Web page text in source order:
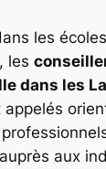
les
les
dans les
appelés
aux